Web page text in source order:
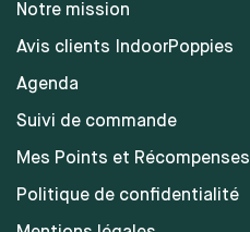
Notre mission
Avis clients IndoorPoppies
Agenda
Suivi de commande
Mes Points et Récompenses
Politique de confidentialité